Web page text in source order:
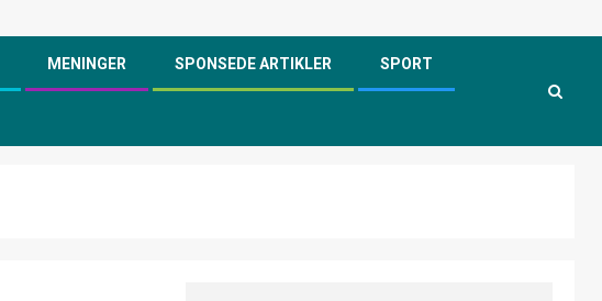
MENINGER SPONSEDE ARTIKLER SPORT